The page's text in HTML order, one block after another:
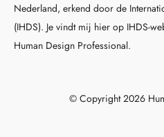
Nederland, erkend door de
(IHDS). Je vindt mij hier op IHDS-
Human Design Professional.
© Copyright 2026